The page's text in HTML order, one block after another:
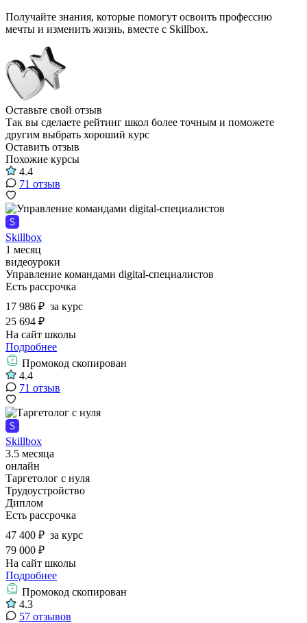
Получайте знания, которые помогут освоить профессию
мечты и изменить жизнь, вместе с Skillbox.
Оставьте свой отзыв
Так вы сделаете рейтинг школ более точным и поможете
другим выбрать хороший курс
Оставить отзыв
Похожие курсы
4.4
71 отзыв
Skillbox
1 месяц
видеоуроки
Управление командами digital-специалистов
Есть рассрочка
17 986 ₽ за курс
25 694 ₽
На сайт школы
Подробнее
Промокод скопирован
4.4
71 отзыв
Skillbox
3.5 месяца
онлайн
Таргетолог с нуля
Трудоустройство
Диплом
Есть рассрочка
47 400 ₽ за курс
79 000 ₽
На сайт школы
Подробнее
Промокод скопирован
4.3
57 отзывов